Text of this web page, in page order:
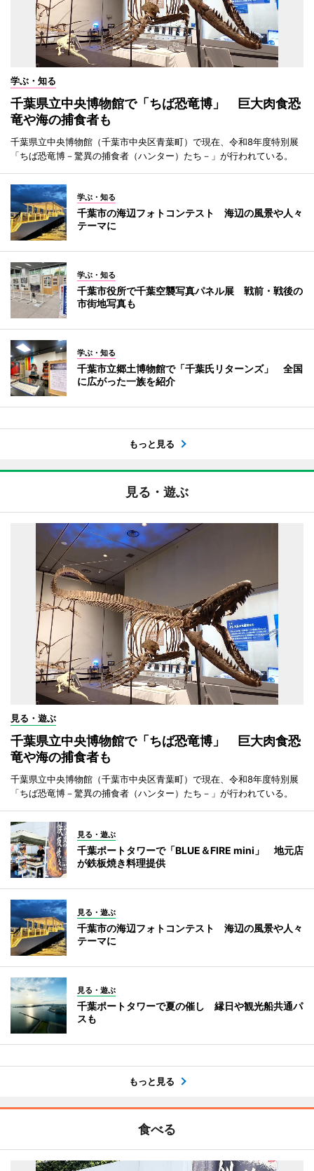
学ぶ・知る
千葉県立中央博物館で「ちば恐竜博」 巨大肉食恐
竜や海の捕食者も
千葉県立中央博物館（千葉市中央区青葉町）で現在、令和8年度特別展
「ちば恐竜博－驚異の捕食者（ハンター）たち－」が行われている。
学ぶ・知る
千葉市の海辺フォトコンテスト 海辺の風景や人々
テーマに
学ぶ・知る
千葉市役所で千葉空襲写真パネル展 戦前・戦後の
市街地写真も
学ぶ・知る
千葉市立郷土博物館で「千葉氏リターンズ」 全国
に広がった一族を紹介
もっと見る
見る・遊ぶ
見る・遊ぶ
千葉県立中央博物館で「ちば恐竜博」 巨大肉食恐
竜や海の捕食者も
千葉県立中央博物館（千葉市中央区青葉町）で現在、令和8年度特別展
「ちば恐竜博－驚異の捕食者（ハンター）たち－」が行われている。
見る・遊ぶ
千葉ポートタワーで「BLUE＆FIRE mini」 地元店
が鉄板焼き料理提供
見る・遊ぶ
千葉市の海辺フォトコンテスト 海辺の風景や人々
テーマに
見る・遊ぶ
千葉ポートタワーで夏の催し 縁日や観光船共通パ
スも
もっと見る
食べる